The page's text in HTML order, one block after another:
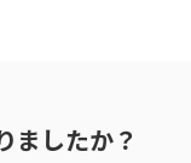
ましたか？